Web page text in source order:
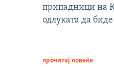
припадници на
одлуката да
прочитај повеќе